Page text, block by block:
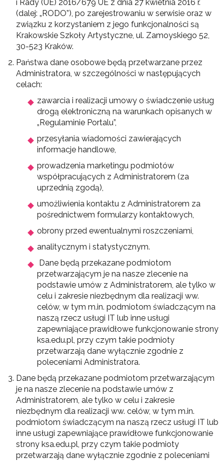
i Rady (UE) 2016/679 UE z dnia 27 kwietnia 2016 r.
(dalej: „RODO”), po zarejestrowaniu w serwisie oraz w
związku z korzystaniem z jego funkcjonalności są
Krakowskie Szkoły Artystyczne, ul. Zamoyskiego 52,
30-523 Kraków.
Państwa dane osobowe będą przetwarzane przez
Administratora, w szczególności w następujących
celach:
zawarcia i realizacji umowy o świadczenie usług
drogą elektroniczną na warunkach opisanych w
„Regulaminie Portalu”,
przesyłania wiadomości zawierających
informacje handlowe,
prowadzenia marketingu podmiotów
współpracujących z Administratorem (za
uprzednią zgodą),
umożliwienia kontaktu z Administratorem za
pośrednictwem formularzy kontaktowych,
obrony przed ewentualnymi roszczeniami,
analitycznym i statystycznym.
Dane będą przekazane podmiotom
przetwarzającym je na nasze zlecenie na
podstawie umów z Administratorem, ale tylko w
celu i zakresie niezbędnym dla realizacji ww.
celów, w tym m.in. podmiotom świadczącym na
naszą rzecz usługi IT lub inne usługi
zapewniające prawidłowe funkcjonowanie strony
ksa.edu.pl, przy czym takie podmioty
przetwarzają dane wyłącznie zgodnie z
poleceniami Administratora.
Dane będą przekazane podmiotom przetwarzającym
je na nasze zlecenie na podstawie umów z
Administratorem, ale tylko w celu i zakresie
niezbędnym dla realizacji ww. celów, w tym m.in.
podmiotom świadczącym na naszą rzecz usługi IT lub
inne usługi zapewniające prawidłowe funkcjonowanie
strony ksa.edu.pl, przy czym takie podmioty
przetwarzają dane wyłącznie zgodnie z poleceniami